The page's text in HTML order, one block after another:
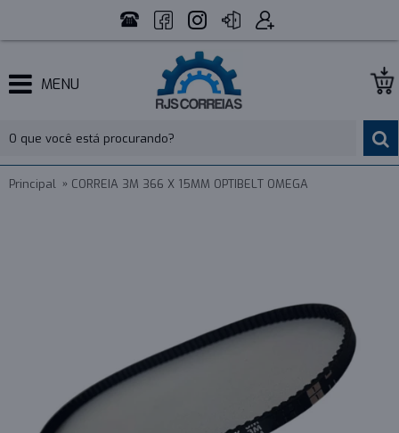
MENU
Principal CORREIA 3M 366 X 15MM OPTIBELT OMEGA